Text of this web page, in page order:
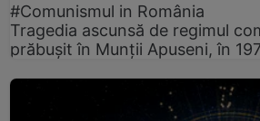
#Comunismul in România
Tragedia ascunsă de regimul
prăbușit în Munții Apuseni, în